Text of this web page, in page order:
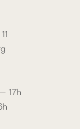
17h